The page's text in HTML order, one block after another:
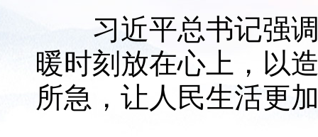
习近平总书记强
暖时刻放在心上，以
所急，让人民生活更